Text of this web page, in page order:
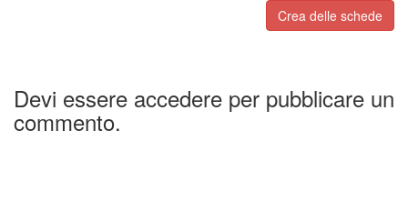
Crea delle schede
Devi essere accedere per pubblicare un
commento.